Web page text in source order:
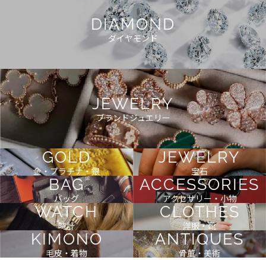
DIAMOND
ダイヤモンド
JEWELRY
ブランドジュエリー
GOLD
金・プラチナ・銀
JEWELRY
宝石
BAG
バッグ
ACCESSORIES
アクセサリー・小物
WATCH
時計
CLOTHES
洋服・靴
KIMONO
毛皮・着物
ANTIQUES
骨董・美術